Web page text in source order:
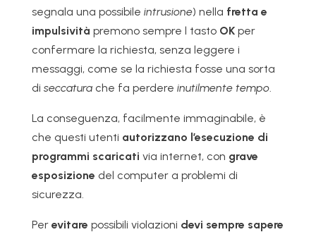
segnala una possibile intrusione) nella fretta e
impulsività premono sempre l tasto OK per
confermare la richiesta, senza leggere i
messaggi, come se la richiesta fosse una sorta
di seccatura che fa perdere inutilmente tempo.
La conseguenza, facilmente immaginabile, è
che questi utenti autorizzano l’esecuzione di
programmi scaricati via internet, con grave
esposizione del computer a problemi di
sicurezza.
Per evitare possibili violazioni devi sempre sapere